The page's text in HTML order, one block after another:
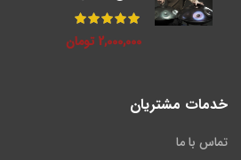
2,000,000 تومان
خدمات مشتریان
تماس با ما